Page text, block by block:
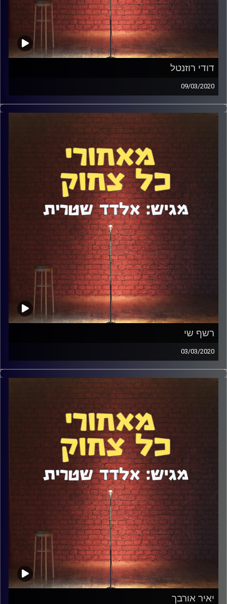
דודי רוזנטל
09/03/2020
דודי רוזנטל הוא אושיית רשת, סטנדאפיסט, ומשתתף בפאנל
של "עד כאן". הוא אחד הכותבים הכי חדים בטוויטר ויש לו
למעלה מ-70 אלף עוקבים. דיברנו על ההפסקה הכפויה
והארוכה שהוא עשה מסטנדאפ ועל הנסיבות שהובילו לכך, על
הפרידה מבת הזוג, על הקאמבק לבמות ועוד לא מעט. הכנות
של דודי הייתה מוחלטת, מה שהפך את הפרק הזה למדהים
קרדיט תמונות:אלדד שטרית
רשף שי
03/03/2020
רשף שי הוא תסריטאי ואחד הכותבים המבריקים בישראל. הוא
כותב למועדון לילה, ארץ נהדרת, גב האומה, עד כאן, קופה
ראשית ועוד ועוד ועוד. איך יש לו זמן לכל זה? איך הוא נשאר
מעודכן בכל מה שקורה? איך זה מרגיש לראות בדיחות שהוא
כתב מבוצעות על ידי קומיקאים אחרים? ענינו על כל זה ועוד
בפרק בלתי נשכח.
קרדיט תמונות:אלדד שטרית
יאיר אורבך